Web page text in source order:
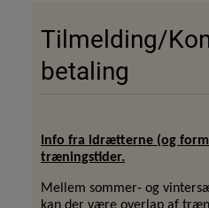
Tilmelding/
betaling
Info fra idrætterne (og
træningstider.
Mellem sommer- og